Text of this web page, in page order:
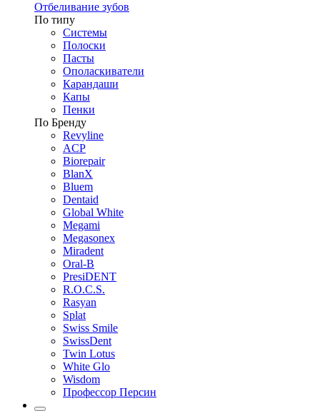
Отбеливание зубов
По типу
Системы
Полоски
Пасты
Ополаскиватели
Карандаши
Капы
Пенки
По Бренду
Revyline
ACP
Biorepair
BlanX
Bluem
Dentaid
Global White
Megami
Megasonex
Miradent
Oral-B
PresiDENT
R.O.C.S.
Rasyan
Splat
Swiss Smile
SwissDent
Twin Lotus
White Glo
Wisdom
Профессор Персин